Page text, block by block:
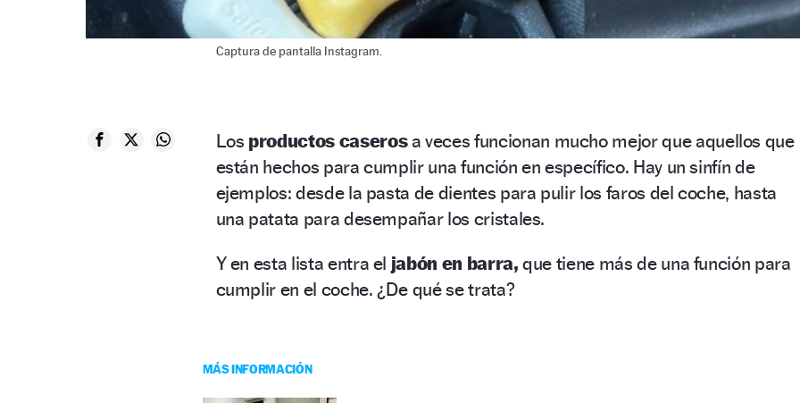
Captura de pantalla Instagram.
Los productos caserosa veces funcionan mucho mejor que aquellos que
están hechos para cumplir una función en específico. Hay un sinfín de
ejemplos: desde la pasta de dientes para pulir los faros del coche, hasta
una patata para desempañar los cristales.
Y en esta lista entra el jabón en barra,que tiene más de una función para
cumplir en el coche. ¿De qué se trata?
MÁS INFORMACIÓN